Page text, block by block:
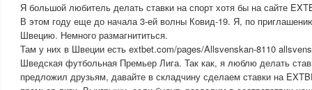
Я большой любитель делать ставки на спорт хотя бы на сайте
В этом году еще до начала 3-ей волны Ковид-19. Я, по
Швецию. Немного размагнититься.
Там у них в Швеции есть extbet.com/pages/Allsvenskan-8110
Шведская футбольная Премьер Лига. Так как, я люблю делать
предложил друзьям, давайте в складчину сделаем ставки на